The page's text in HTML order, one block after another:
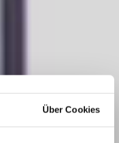
Über Cookies